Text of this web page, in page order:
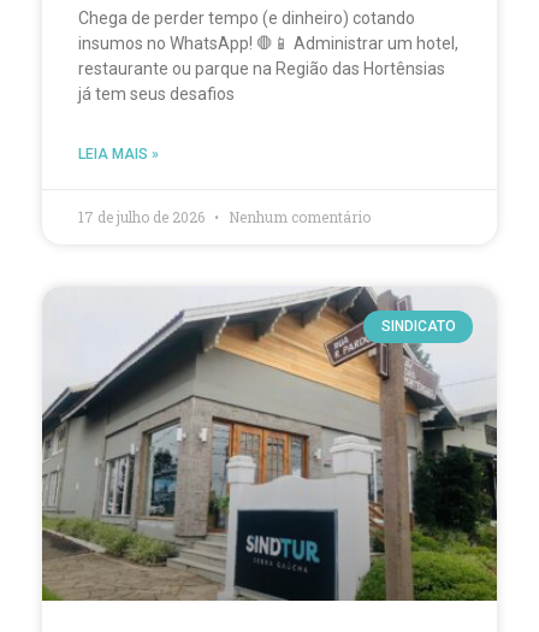
Chega de perder tempo (e dinheiro) cotando
insumos no WhatsApp! 🛑📱 Administrar um hotel,
restaurante ou parque na Região das Hortênsias
já tem seus desafios
LEIA MAIS »
17 de julho de 2026 Nenhum comentário
SINDICATO